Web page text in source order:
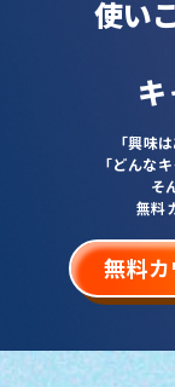
使い
キ
「興味
「どんな
そ
無料
無料